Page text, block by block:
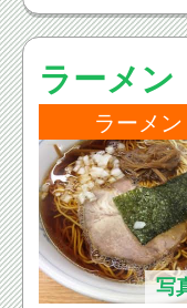
ラーメ
ラーメン
写